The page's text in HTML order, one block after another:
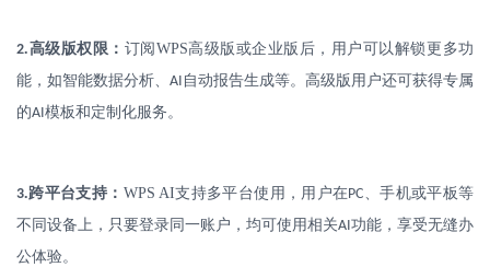
2.高级版权限： 订阅 WPS高级版或企业版后，用户可以解锁更多功
能，如智能数据分析、 AI 自动报告生成等。高级版用户还可获得专属
的AI模板和定制化服务。
3.跨平台支持： WPS AI支持多平台使用，用户在PC、手机或平板等
不同设备上，只要登录同一账户，均可使用相关AI功能，享受无缝办
公体验。